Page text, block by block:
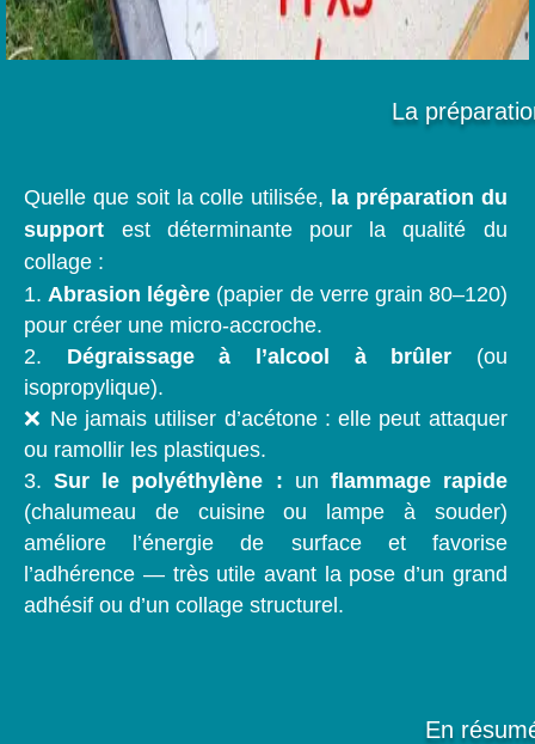
La
Quelle que soit la colle utilisée, la préparation du
support est déterminante pour la qualité du
collage :
Abrasion légère (papier de verre grain 80–120)
pour créer une micro-accroche.
Dégraissage à l’alcool à brûler (ou
isopropylique).
❌ Ne jamais utiliser d’acétone : elle peut attaquer
ou ramollir les plastiques.
Sur le polyéthylène : un flammage rapide
(chalumeau de cuisine ou lampe à souder)
améliore l’énergie de surface et favorise
l’adhérence — très utile avant la pose d’un grand
adhésif ou d’un collage structurel.
En